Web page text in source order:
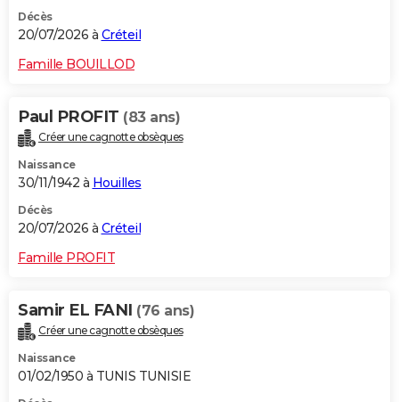
Décès
20/07/2026 à Créteil
Famille BOUILLOD
Paul PROFIT (83 ans)
Créer une cagnotte obsèques
Naissance
30/11/1942 à Houilles
Décès
20/07/2026 à Créteil
Famille PROFIT
Samir EL FANI (76 ans)
Créer une cagnotte obsèques
Naissance
01/02/1950 à TUNIS TUNISIE